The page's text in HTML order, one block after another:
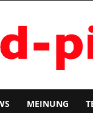
pixx
MEINUNG